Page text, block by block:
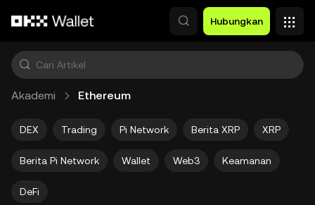
Hubungkan
Akademi Ethereum
DEX Trading Pi Network Berita XRP XRP
Berita Pi Network Wallet Web3 Keamanan
DeFi